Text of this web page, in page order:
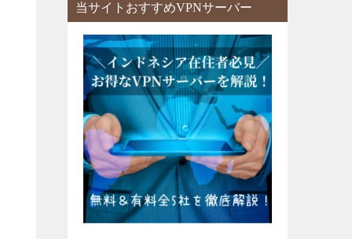
当サイトおすすめVPNサーバー